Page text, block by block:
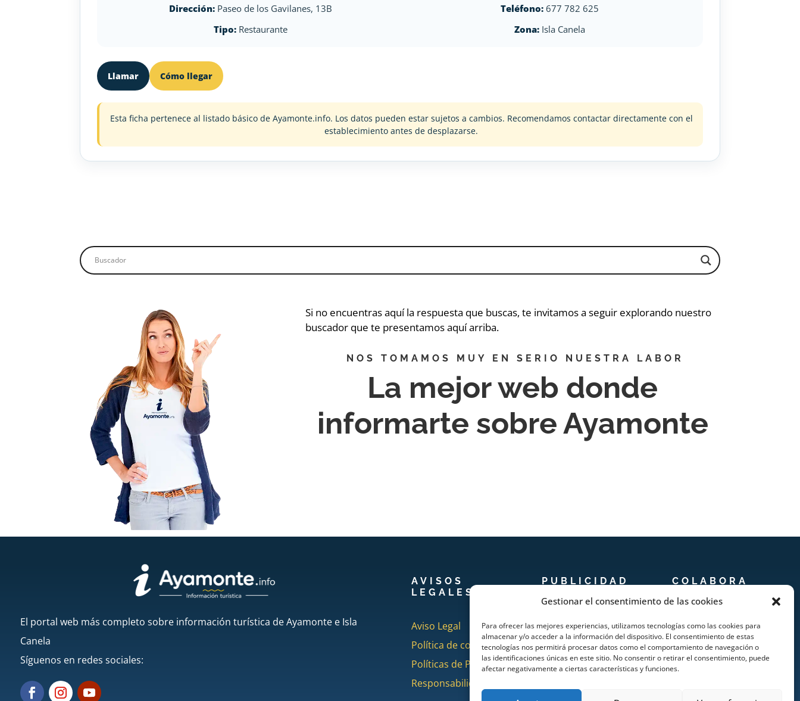
Gestionar el consentimiento de las cookies
Para ofrecer las mejores experiencias, utilizamos tecnologías como las cookies para
almacenar y/o acceder a la información del dispositivo. El consentimiento de estas
tecnologías nos permitirá procesar datos como el comportamiento de navegación o
las identificaciones únicas en este sitio. No consentir o retirar el consentimiento, puede
afectar negativamente a ciertas características y funciones.
Dirección:Paseo de los Gavilanes, 13B Teléfono:677 782 625
Tipo:Restaurante Zona:Isla Canela
Llamar Cómo llegar
Esta ficha pertenece al listado básico de Ayamonte.info. Los datos pueden estar sujetos a cambios. Recomendamos contactar directamente con el
establecimiento antes de desplazarse.
Si no encuentras aquí la respuesta que buscas, te invitamos a seguir explorando nuestro
buscador que te presentamos aquí arriba.
NOS TOMAMOS MUY EN SERIO NUESTRA LABOR
La mejor web donde
informarte sobre Ayamonte
El portal web más completo sobre información turística de Ayamonte e Isla
Canela
Síguenos en redes sociales:
AVISOS
LEGALES
Aviso Legal
Política de cookies
Políticas de Privacidad
Responsabilidad
PUBLICIDAD
Publicidad
Quienes somos
COLABORA
Añadir Restaurante &
Bar
Añadir Alojamiento